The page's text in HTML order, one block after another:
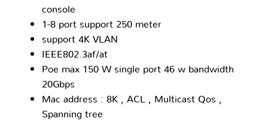
console
1-8 port support 250 meter
support 4K VLAN
IEEE802.3af/at
Poe max 150 W single port 46 w bandwidth
20Gbps
Mac address : 8K , ACL , Multicast Qos ,
Spanning tree